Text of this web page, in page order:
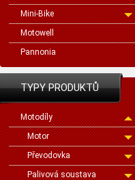
Mini-Bike
Motowell
Pannonia
TYPY PRODUKTŮ
Motodíly
Motor
Převodovka
Palivová soustava